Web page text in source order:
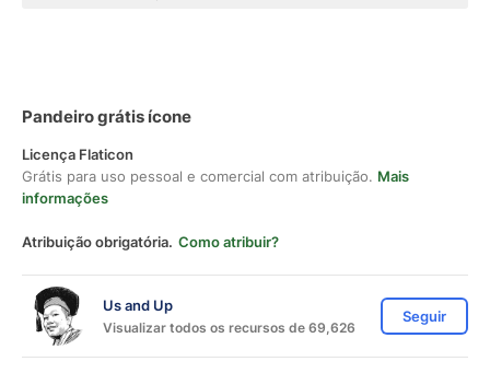
Pandeiro grátis ícone
Licença Flaticon
Grátis para uso pessoal e comercial com atribuição. Mais
informações
Atribuição obrigatória. Como atribuir?
Us and Up
Visualizar todos os recursos de 69,626
Seguir